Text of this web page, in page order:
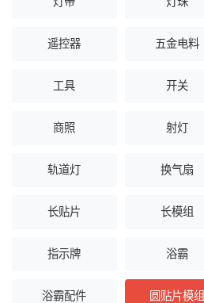
遥控器 五金电料
工具 开关
商照 射灯
轨道灯 换气扇
长贴片 长模组
指示牌 浴霸
浴霸配件 圆贴片模组